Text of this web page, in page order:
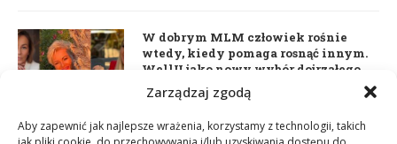
Zarządzaj zgodą
Aby zapewnić jak najlepsze wrażenia, korzystamy z technologii, takich
W dobrym MLM człowiek rośnie
wtedy, kiedy pomaga rosnąć innym.
WellU jako nowy wybór dojrzałego
lidera